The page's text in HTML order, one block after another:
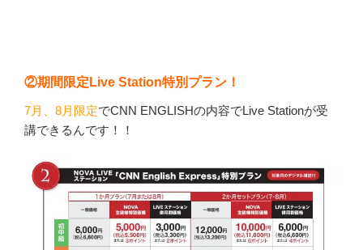
②期間限定Live Station特別プラン！
7月、8月限定でCNN ENGLISHの内容でLive Stationが受
講できるんです！！